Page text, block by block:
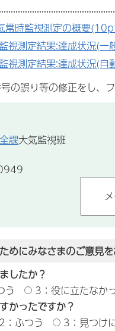
常時監視測定の概要
視測定結果:達成状況(
視測定結果:達成状況(
誤り等の修正をし、フ
課大気監視班
めにみなさまのご意見
したか？
う
3：役に立たなか
かったですか？
2：ふつう 3：見つけ